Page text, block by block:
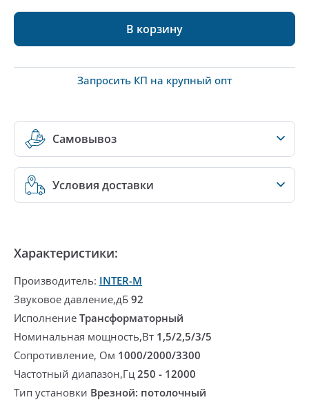
В корзину
Запросить КП на крупный опт
Самовывоз
Условия доставки
Характеристики:
Производитель: INTER-M
Звуковое давление,дБ 92
Исполнение Трансформаторный
Номинальная мощность,Вт 1,5/2,5/3/5
Сопротивление, Ом 1000/2000/3300
Частотный диапазон,Гц 250 - 12000
Тип установки Врезной: потолочный